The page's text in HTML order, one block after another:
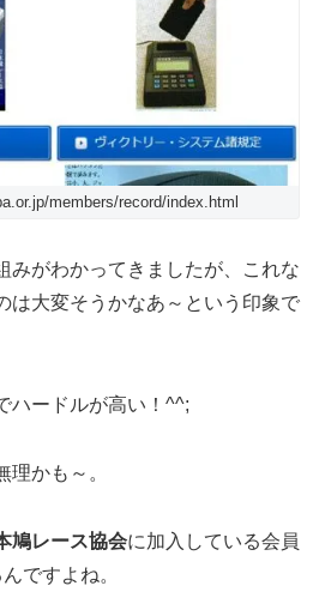
members/record/index.html
みがわかってきましたが、これな
は大変そうかなあ～という印象で
ハードルが高い！^^;
理かも～。
鳩レース協会に加入している会員
ですよね。